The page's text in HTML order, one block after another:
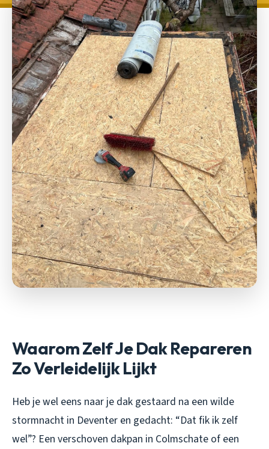
Waarom Zelf Je Dak Repareren
Zo Verleidelijk Lijkt
Heb je wel eens naar je dak gestaard na een wilde
stormnacht in Deventer en gedacht: “Dat fik ik zelf
wel”? Een verschoven dakpan in Colmschate of een